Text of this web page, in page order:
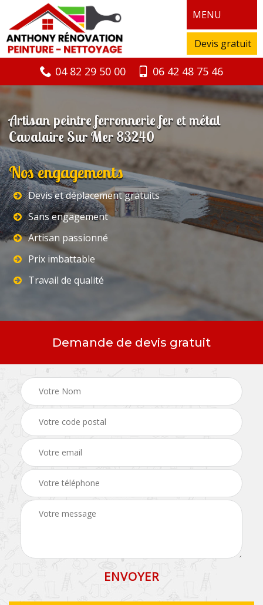
MENU
Devis gratuit
04 82 29 50 00 06 42 48 75 46
Artisan peintre ferronnerie fer et métal
Cavalaire Sur Mer 83240
Nos engagements
Devis et déplacement gratuits
Sans engagement
Artisan passionné
Prix imbattable
Travail de qualité
Demande de devis gratuit